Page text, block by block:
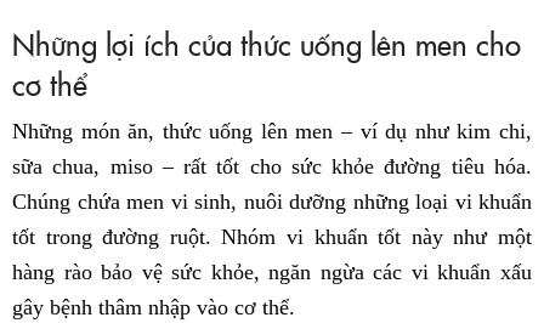
Những lợi ích của thức uống lên men cho
cơ thể
Những món ăn, thức uống lên men – ví dụ như kim chi,
sữa chua, miso – rất tốt cho sức khỏe đường tiêu hóa.
Chúng chứa men vi sinh, nuôi dưỡng những loại vi khuẩn
tốt trong đường ruột. Nhóm vi khuẩn tốt này như một
hàng rào bảo vệ sức khỏe, ngăn ngừa các vi khuẩn xấu
gây bệnh thâm nhập vào cơ thể.